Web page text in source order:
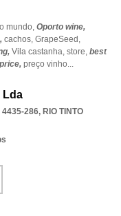
mundo, Oporto wine,
cachos, GrapeSeed,
Vila castanha, store, best
preço vinho...
Lda
4435-286, RIO TINTO